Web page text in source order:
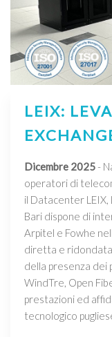
LEIX:
Dicembre 2025-
operatori di
il Datacenter
Bari dispone di
Arpitel e Fowhe
diretta e ridondata
della presenza dei
WindTre, Open
prestazioni ed
tecnologico